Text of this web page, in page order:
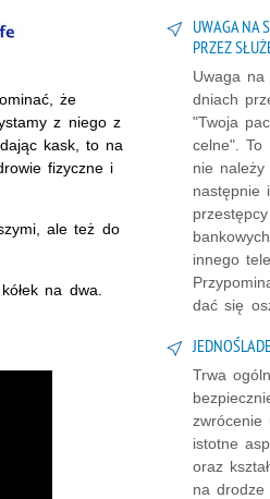
że
z niego z
kask, to na
fizyczne i
ale też do
na dwa.
UWAGA NA
PRZEZ
Uwaga na
dniach
"Twoja
celne". To
nie
następnie
innego
dać się
Trwa
zwrócenie
istotne
oraz
na drodze